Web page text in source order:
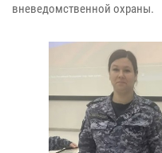
вневедомственной охраны.